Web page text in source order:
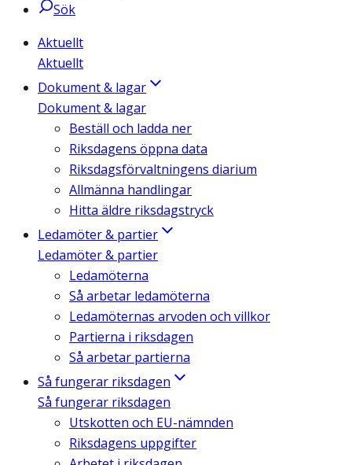
Sök
Aktuellt
Aktuellt
Dokument & lagar
Dokument & lagar
Beställ och ladda ner
Riksdagens öppna data
Riksdagsförvaltningens diarium
Allmänna handlingar
Hitta äldre riksdagstryck
Ledamöter & partier
Ledamöter & partier
Ledamöterna
Så arbetar ledamöterna
Ledamöternas arvoden och villkor
Partierna i riksdagen
Så arbetar partierna
Så fungerar riksdagen
Så fungerar riksdagen
Utskotten och EU-nämnden
Riksdagens uppgifter